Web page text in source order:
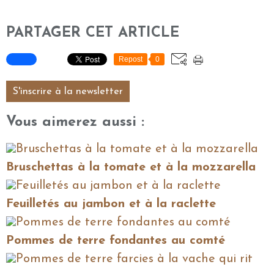
PARTAGER CET ARTICLE
Repost 0
S'inscrire à la newsletter
Vous aimerez aussi :
Bruschettas à la tomate et à la mozzarella
Feuilletés au jambon et à la raclette
Pommes de terre fondantes au comté